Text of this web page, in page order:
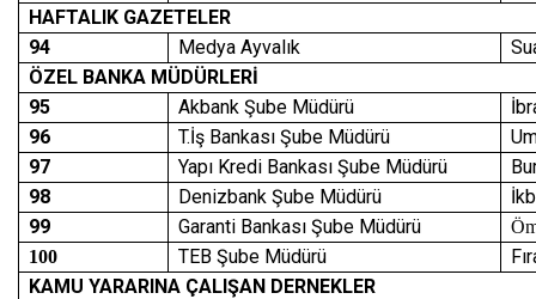
HAFTALIK GAZETELER
94
Medya Ayvalık
ÖZEL BANKA MÜDÜRLERİ
95
Akbank Şube Müdürü
96
T.İş Bankası Şube Müdürü
97
Yapı Kredi Bankası Şube Müdürü
98
Denizbank Şube Müdürü
99
Garanti Bankası Şube Müdürü
100
TEB Şube Müdürü
KAMU YARARINA ÇALIŞAN DERNEKLER